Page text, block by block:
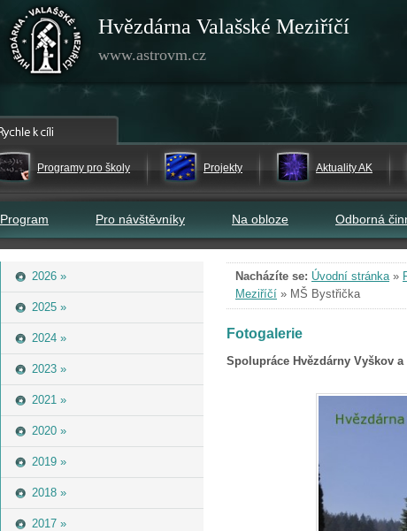
Hvězdárna Valašské Meziříčí
www.astrovm.cz
Programy pro školy Projekty Aktuality AK
Program Pro návštěvníky Na obloze Odborná
2026 »
2025 »
2024 »
2023 »
2021 »
2020 »
2019 »
2018 »
2017 »
Nacházíte se: Úvodní stránka»
Meziříčí » MŠ Bystřička
Fotogalerie
Spolupráce Hvězdárny Vyškov